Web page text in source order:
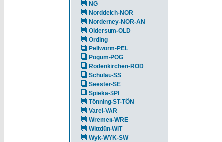
NG
Norddeich-NOR
Norderney-NOR-AN
Oldersum-OLD
Ording
Pellworm-PEL
Pogum-POG
Rodenkirchen-ROD
Schulau-SS
Seester-SE
Spieka-SPI
Tönning-ST-TÖN
Varel-VAR
Wremen-WRE
Wittdün-WIT
Wyk-WYK-SW